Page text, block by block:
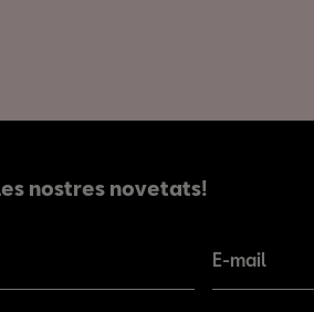
nostres novetats!
E-mail